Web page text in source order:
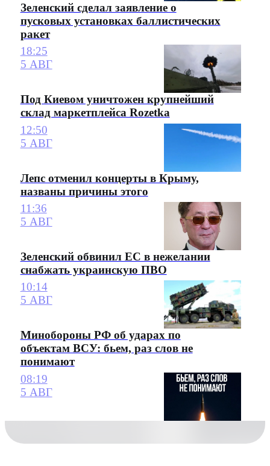
Зеленский сделал заявление о
пусковых установках баллистических
ракет
18:25
5 АВГ
Под Киевом уничтожен крупнейший
склад маркетплейса Rozetka
12:50
5 АВГ
Лепс отменил концерты в Крыму,
названы причины этого
11:36
5 АВГ
Зеленский обвинил ЕС в нежелании
снабжать украинскую ПВО
10:14
5 АВГ
Минобороны РФ об ударах по
объектам ВСУ: бьем, раз слов не
понимают
08:19
5 АВГ